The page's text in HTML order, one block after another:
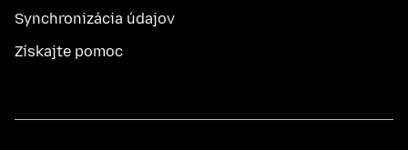
Synchronizácia údajov
Získajte pomoc